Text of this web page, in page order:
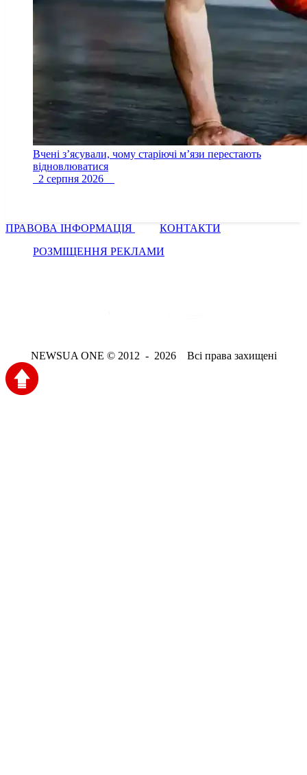
Вчені з’ясували, чому старіючі м’язи перестають
відновлюватися
2 серпня 2026
ПРАВОВА ІНФОРМАЦІЯ
КОНТАКТИ
РОЗМІЩЕННЯ РЕКЛАМИ
NEWSUA ONE © 2012 - 2026 Всі права захищені